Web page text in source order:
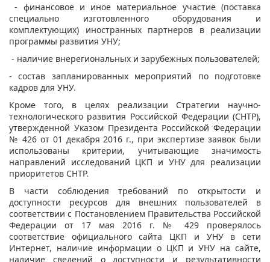
- финансовое и иное материальное участие (поставка
специально изготовленного оборудования и
комплектующих) иностранных партнеров в реализации
программы развития УНУ;
- наличие внерегиональных и зарубежных пользователей;
- состав запланированных мероприятий по подготовке
кадров для УНУ.
Кроме того, в целях реализации Стратегии научно-
технологического развития Российской Федерации (СНТР),
утвержденной Указом Президента Российской Федерации
№ 426 от 01 декабря 2016 г., при экспертизе заявок были
использованы критерии, учитывающие значимость
направлений исследований ЦКП и УНУ для реализации
приоритетов СНТР.
В части соблюдения требований по открытости и
доступности ресурсов для внешних пользователей в
соответствии с Постановлением Правительства Российской
Федерации от 17 мая 2016 г. № 429 проверялось
соответствие официального сайта ЦКП и УНУ в сети
Интернет, наличие информации о ЦКП и УНУ на сайте,
наличие сведений о доступности и результативности